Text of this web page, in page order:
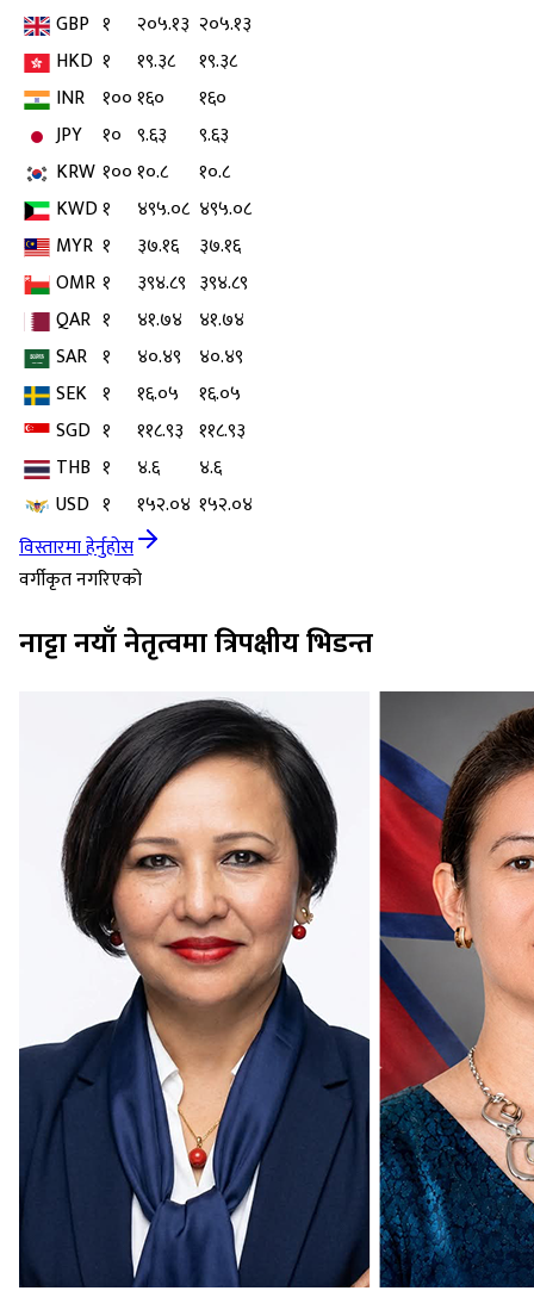
GBP १ २०५.१३ २०५.१३
HKD १ १९.३८
१९.३८
INR १००१६०
१६०
JPY
१० ९.६३
९.६३
KRW १००१०.८
१०.८
KWD१ ४९५.०८ ४९५.०८
MYR १ ३७.१६
३७.१६
OMR १ ३९४.८९ ३९४.८९
QAR १ ४१.७४ ४१.७४
SAR १ ४०.४९
४०.४९
SEK १ १६.०५
१६.०५
SGD १ ११८.९३ ११८.९३
THB १ ४.६
४.६
USD १ १५२.०४ १५२.०४
विस्तारमा हेर्नुहोस
वर्गीकृत नगरिएको
नाट्टा नयाँ नेतृत्वमा त्रिपक्षीय भिडन्त